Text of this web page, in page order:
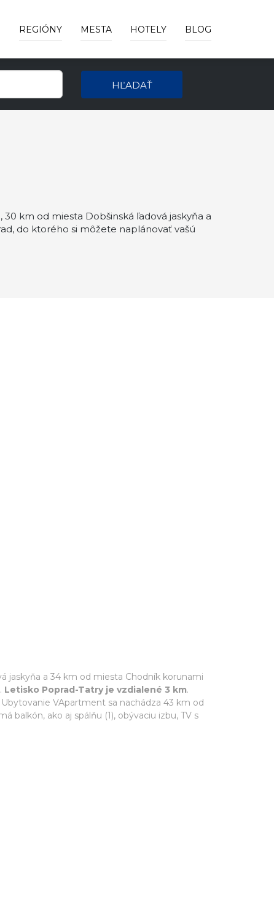
REGIÓNY MESTA HOTELY BLOG
HĽADAŤ
km od miesta Dobšinská ľadová jaskyňa a
do ktorého si môžete naplánovať vašú
jaskyňa a 34 km od miesta Chodník korunami
Letisko Poprad-Tatry je vzdialené 3 km.
VApartment sa nachádza 43 km od
balkón, ako aj spálňu (1), obývaciu izbu, TV s